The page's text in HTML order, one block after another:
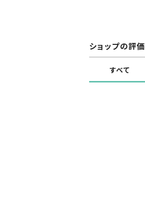
ショップの評価
すべて